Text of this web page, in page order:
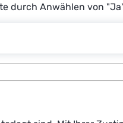
sowie Ärztinnen und
den Einsatz von
Die Mehrheit der
die
getroffen werden.
durch Anwählen von